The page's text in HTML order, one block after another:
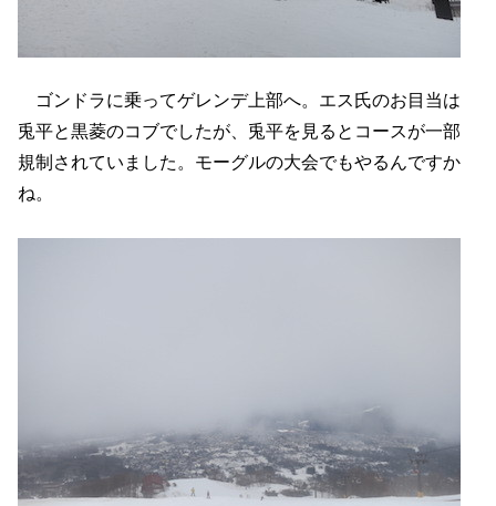
ゴンドラに乗ってゲレンデ上部へ。エス氏のお目当は
兎平と黒菱のコブでしたが、兎平を見るとコースが一部
規制されていました。モーグルの大会でもやるんですか
ね。